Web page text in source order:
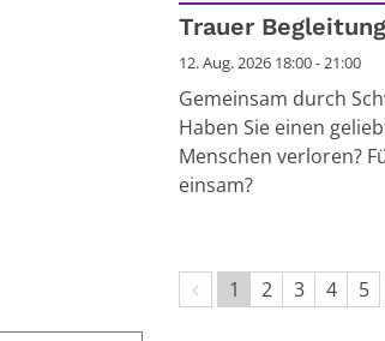
Datum: 12. August 2026
Trauer Begleitung
12. Aug. 2026 18:00 - 21:00
Gemeinsam durch
Haben Sie einen
Menschen verloren?
einsam?
Vorherige Seite
1 2 3 4 5